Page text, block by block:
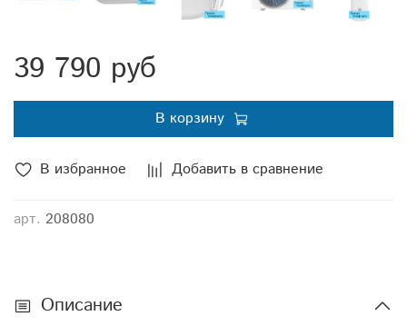
В избранное Добавить в сравнение
арт. 208080
39 790 руб
В корзину
Описание